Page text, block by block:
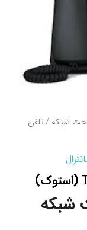
شبکه / تلفن
شبکه